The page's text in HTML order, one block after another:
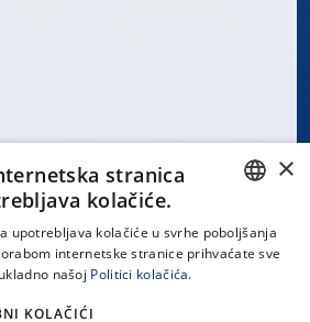
CROATIAN
×
stranica
kolačiće.
upotrebljava kolačiće u svrhe poboljšanja
internetske stranice prihvaćate sve
našoj Politici kolačića.
KOLAČIĆI